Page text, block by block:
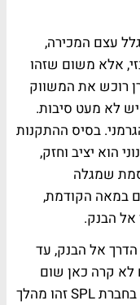
עצם המכירה,
אלא משום שזהו
רוכש את המשווק
והמפיץ הראשי שלו. במקרה של SPL יש לא מעט סיבות.
בסיס ההתקנות
הוא יציב וחזק,
שמגלה
במאה הקודמת,
אל הבנק.
הדרך אל הבנק, עד
לא קרה כאן שום
דבר חריג, אבל לדידם של רבים וטובים בחברת SPL זהו מהלך